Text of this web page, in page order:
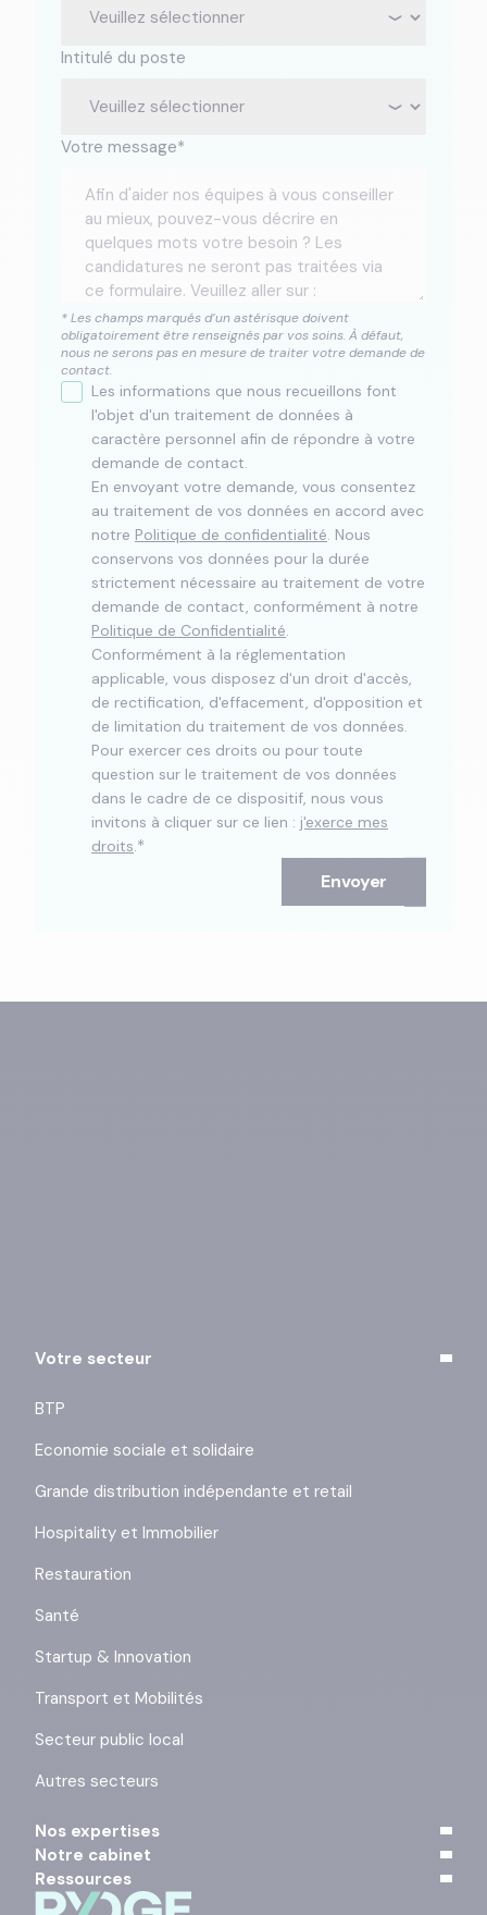
Intitulé du poste
Votre message*
* Les champs marqués d’un astérisque doivent
obligatoirement être renseignés par vos soins. À défaut,
nous ne serons pas en mesure de traiter votre demande de
contact.
Les informations que nous recueillons font
l'objet d'un traitement de données à
caractère personnel afin de répondre à votre
demande de contact.
En envoyant votre demande, vous consentez
au traitement de vos données en accord avec
notre Politique de confidentialité. Nous
conservons vos données pour la durée
strictement nécessaire au traitement de votre
demande de contact, conformément à notre
Politique de Confidentialité.
Conformément à la réglementation
applicable, vous disposez d'un droit d'accès,
de rectification, d'effacement, d'opposition et
de limitation du traitement de vos données.
Pour exercer ces droits ou pour toute
question sur le traitement de vos données
dans le cadre de ce dispositif, nous vous
invitons à cliquer sur ce lien : j'exerce mes
droits.*
Votre secteur
BTP
Economie sociale et solidaire
Grande distribution indépendante et retail
Hospitality et Immobilier
Restauration
Santé
Startup & Innovation
Transport et Mobilités
Secteur public local
Autres secteurs
Nos expertises
Notre cabinet
Ressources